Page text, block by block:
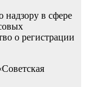
надзору в сфере
о регистрации